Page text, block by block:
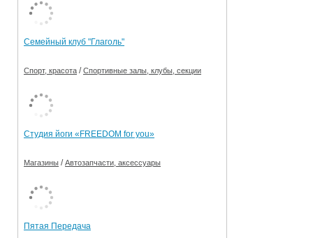
Семейный клуб "Глаголь"
Спорт, красота /Спортивные залы, клубы, секции
Студия йоги «FREEDOM for you»
Магазины /Автозапчасти, аксессуары
Пятая Передача